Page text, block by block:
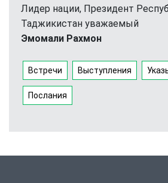
Лидер нации, Президент
Таджикистан уважаемый
Эмомали Рахмон
Встречи Выступления
Послания